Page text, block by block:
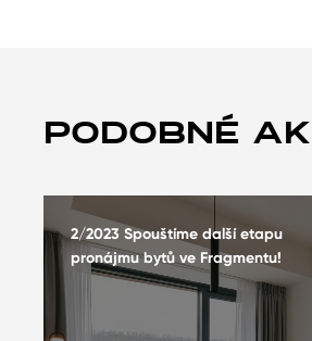
PODOBNÉ
2/2023 Spouštíme další etapu
pronájmu bytů ve Fragmentu!